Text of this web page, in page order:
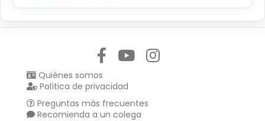
Quiénes somos
Política de privacidad
Preguntas más frecuentes
Recomienda a un colega